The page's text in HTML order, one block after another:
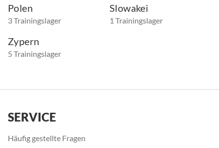
Polen
3 Trainingslager
Slowakei
1 Trainingslager
Zypern
5 Trainingslager
SERVICE
Häufig gestellte Fragen